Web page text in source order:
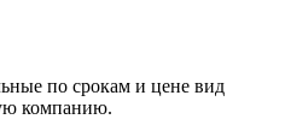
по срокам и цене вид
компанию.